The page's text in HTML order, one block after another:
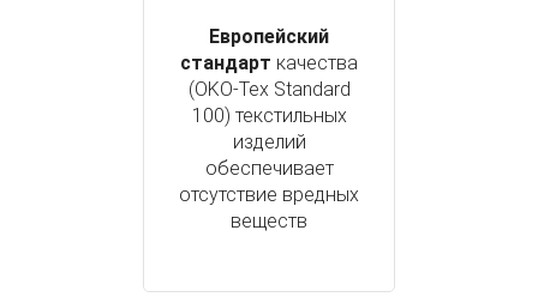
Европейский
стандарт качества
(OKO-Tex Standard
100) текстильных
изделий
обеспечивает
отсутствие вредных
веществ